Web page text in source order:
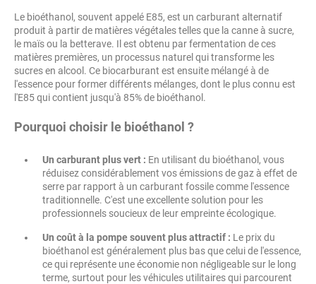
Le bioéthanol, souvent appelé E85, est un carburant alternatif
produit à partir de matières végétales telles que la canne à sucre,
le maïs ou la betterave. Il est obtenu par fermentation de ces
matières premières, un processus naturel qui transforme les
sucres en alcool. Ce biocarburant est ensuite mélangé à de
l'essence pour former différents mélanges, dont le plus connu est
l'E85 qui contient jusqu'à 85% de bioéthanol.
Pourquoi choisir le bioéthanol ?
Un carburant plus vert : En utilisant du bioéthanol, vous
réduisez considérablement vos émissions de gaz à effet de
serre par rapport à un carburant fossile comme l'essence
traditionnelle. C'est une excellente solution pour les
professionnels soucieux de leur empreinte écologique.
Un coût à la pompe souvent plus attractif : Le prix du
bioéthanol est généralement plus bas que celui de l'essence,
ce qui représente une économie non négligeable sur le long
terme, surtout pour les véhicules utilitaires qui parcourent